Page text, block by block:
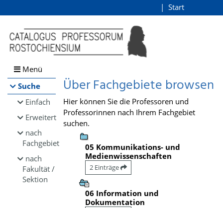
Browsen
direkt zum Inhalt
Start
Menü
Suche
Einfach
Erweitert
nach
Fachgebiet
nach
Fakultät /
Sektion
Über Fachgebiete browsen
Hier können Sie die Professoren und
Professorinnen nach Ihrem Fachgebiet
suchen.
05 Kommunikations- und
Medienwissenschaften
2 Einträge
06 Information und
Dokumentation